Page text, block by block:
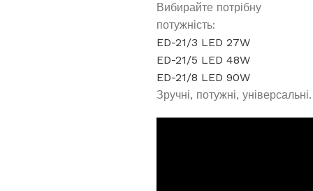
Вибирайте потрібну
потужність:
ED-21/3 LED 27W
ED-21/5 LED 48W
ED-21/8 LED 90W
Зручні, потужні, універсальні.